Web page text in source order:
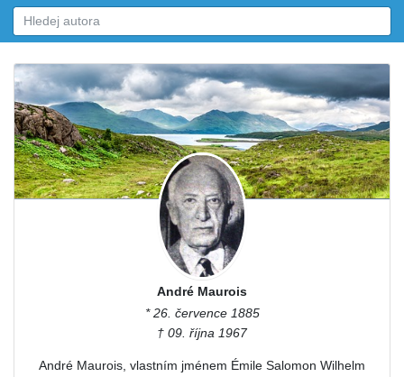
André Maurois
* 26. července 1885
† 09. října 1967
André Maurois, vlastním jménem Émile Salomon Wilhelm